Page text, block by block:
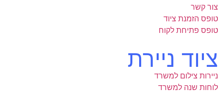
צור קשר
טופס הזמנת ציוד
טופס פתיחת לקוח
ציוד ניירת
ניירות צילום למשרד
לוחות שנה למשרד